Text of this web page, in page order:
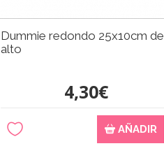
Dummie redondo 25x10cm de
alto
4,30€
AÑADIR